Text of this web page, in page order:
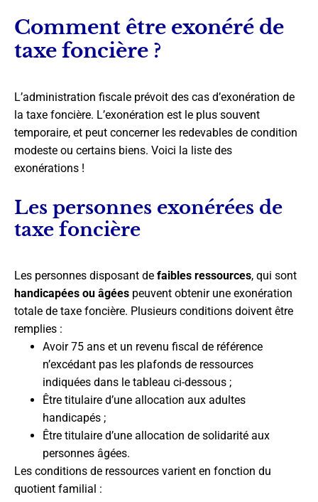
Comment être exonéré de
taxe foncière ?
L’administration fiscale prévoit des cas d’exonération de
la taxe foncière. L’exonération est le plus souvent
temporaire, et peut concerner les redevables de condition
modeste ou certains biens. Voici la liste des
exonérations !
Les personnes exonérées de
taxe foncière
Les personnes disposant de faibles ressources, qui sont
handicapées ou âgées peuvent obtenir une exonération
totale de taxe foncière. Plusieurs conditions doivent être
remplies :
Avoir 75 ans et un revenu fiscal de référence
n’excédant pas les plafonds de ressources
indiquées dans le tableau ci-dessous ;
Être titulaire d’une allocation aux adultes
handicapés ;
Être titulaire d’une allocation de solidarité aux
personnes âgées.
Les conditions de ressources varient en fonction du
quotient familial :